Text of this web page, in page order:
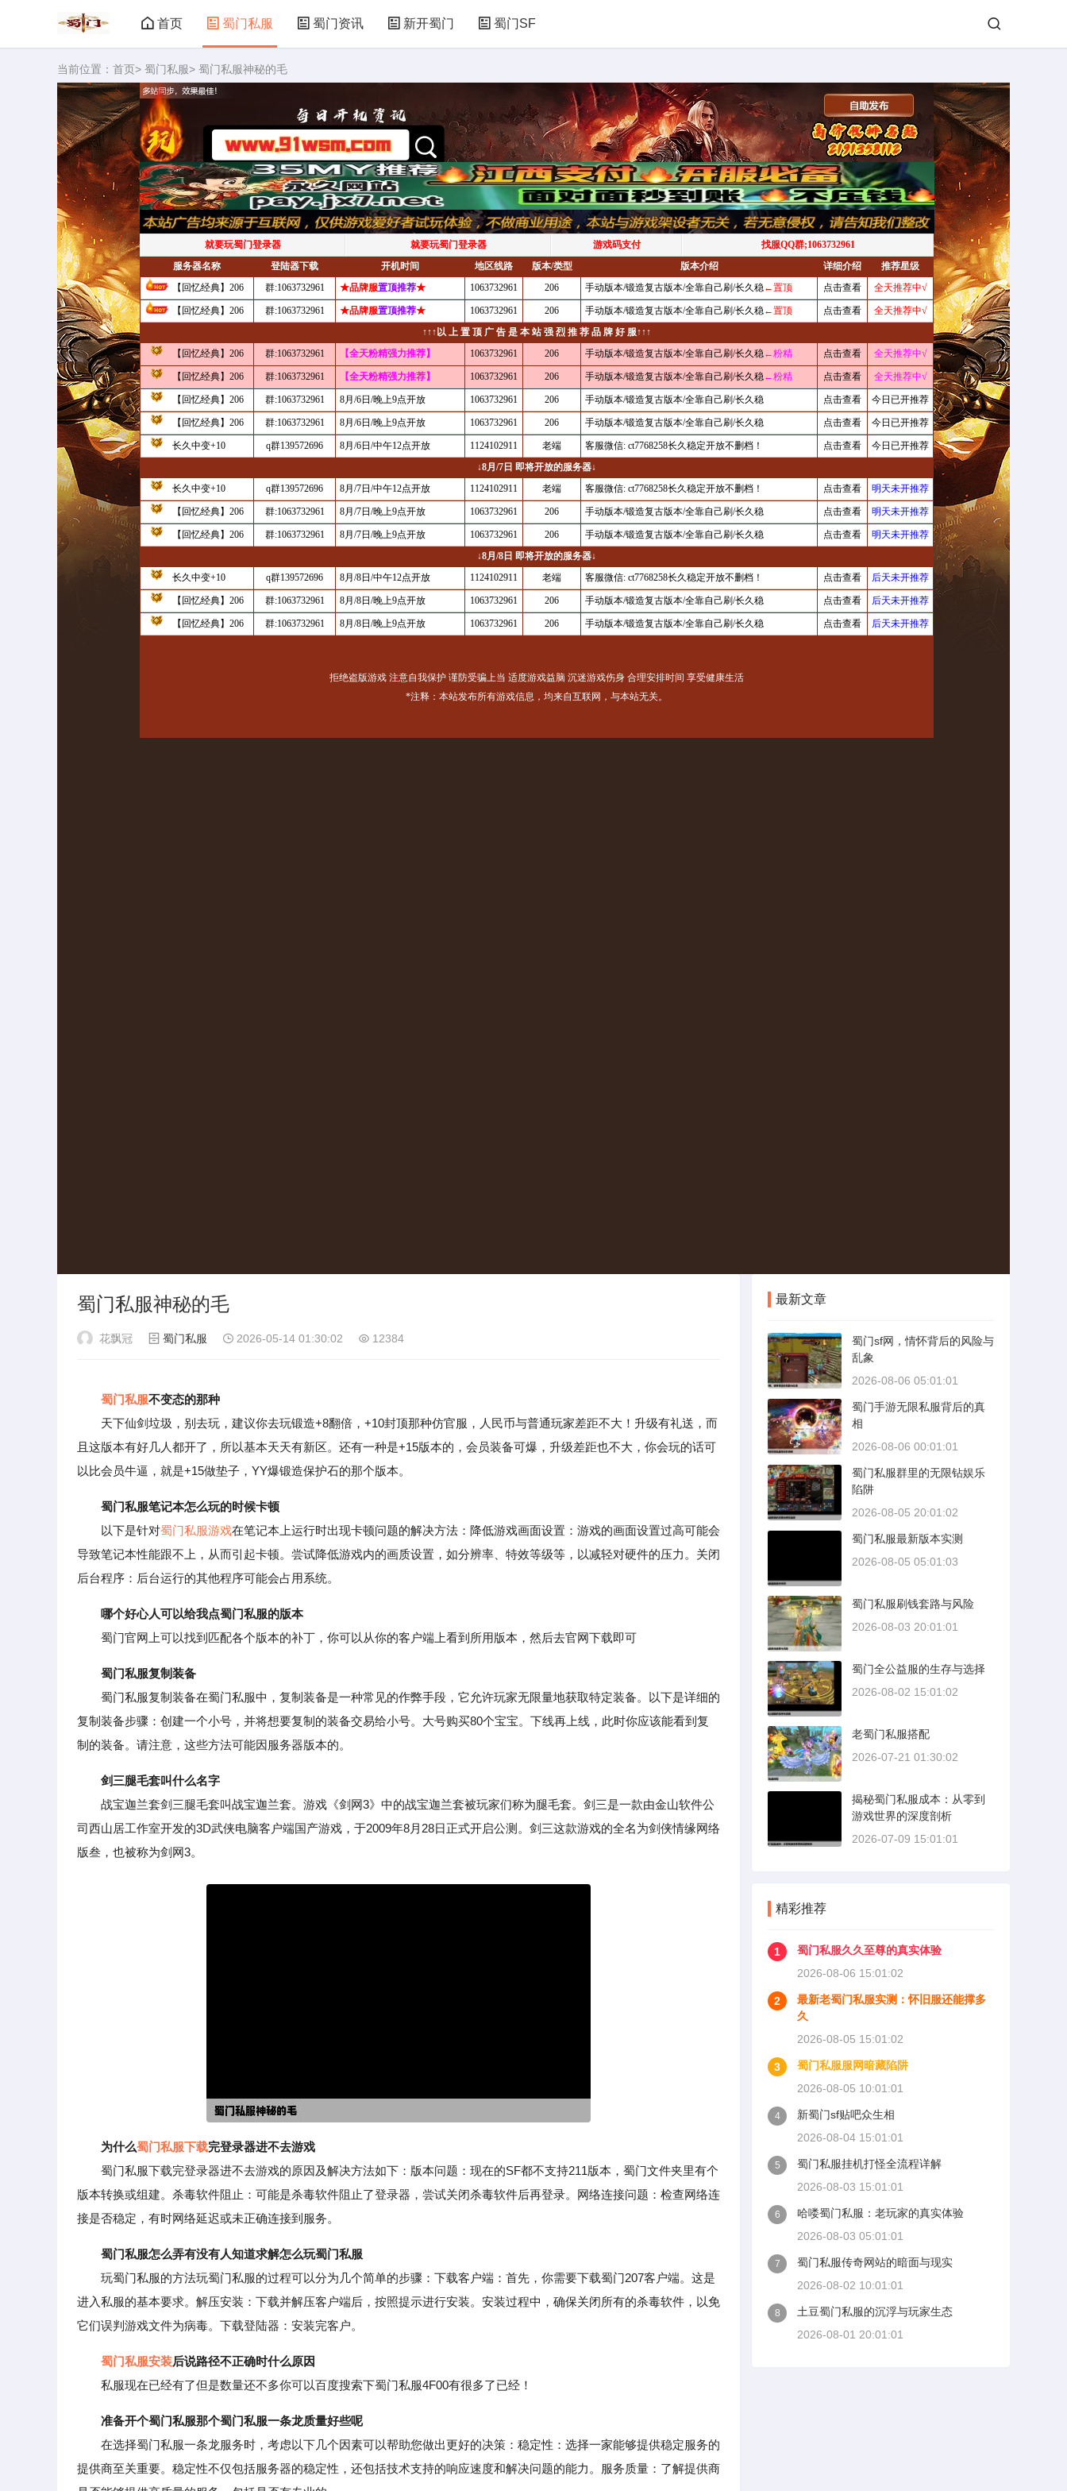
首页 蜀门私服 蜀门资讯 新开蜀门 蜀门SF
当前位置： 首页> 蜀门私服> 蜀门私服神秘的毛
蜀门私服神秘的毛
花飘冠 蜀门私服 2026-05-14 01:30:02 12384
蜀门私服不变态的那种
天下仙剑垃圾，别去玩，建议你去玩锻造+8翻倍，+10封顶那种仿官服，人民币与普通玩家差距不大！升级有礼送，而
且这版本有好几人都开了，所以基本天天有新区。还有一种是+15版本的，会员装备可爆，升级差距也不大，你会玩的话可
以比会员牛逼，就是+15做垫子，YY爆锻造保护石的那个版本。
蜀门私服笔记本怎么玩的时候卡顿
以下是针对蜀门私服游戏在笔记本上运行时出现卡顿问题的解决方法：降低游戏画面设置：游戏的画面设置过高可能会
导致笔记本性能跟不上，从而引起卡顿。尝试降低游戏内的画质设置，如分辨率、特效等级等，以减轻对硬件的压力。关闭
后台程序：后台运行的其他程序可能会占用系统。
哪个好心人可以给我点蜀门私服的版本
蜀门官网上可以找到匹配各个版本的补丁，你可以从你的客户端上看到所用版本，然后去官网下载即可
蜀门私服复制装备
蜀门私服复制装备在蜀门私服中，复制装备是一种常见的作弊手段，它允许玩家无限量地获取特定装备。以下是详细的
复制装备步骤：创建一个小号，并将想要复制的装备交易给小号。大号购买80个宝宝。下线再上线，此时你应该能看到复
制的装备。请注意，这些方法可能因服务器版本的。
剑三腿毛套叫什么名字
战宝迦兰套剑三腿毛套叫战宝迦兰套。游戏《剑网3》中的战宝迦兰套被玩家们称为腿毛套。剑三是一款由金山软件公
司西山居工作室开发的3D武侠电脑客户端国产游戏，于2009年8月28日正式开启公测。剑三这款游戏的全名为剑侠情缘网络
版叁，也被称为剑网3。
为什么蜀门私服下载完登录器进不去游戏
蜀门私服下载完登录器进不去游戏的原因及解决方法如下：版本问题：现在的SF都不支持211版本，蜀门文件夹里有个
版本转换或组建。杀毒软件阻止：可能是杀毒软件阻止了登录器，尝试关闭杀毒软件后再登录。网络连接问题：检查网络连
接是否稳定，有时网络延迟或未正确连接到服务。
蜀门私服怎么弄有没有人知道求解怎么玩蜀门私服
玩蜀门私服的方法玩蜀门私服的过程可以分为几个简单的步骤：下载客户端：首先，你需要下载蜀门207客户端。这是
进入私服的基本要求。解压安装：下载并解压客户端后，按照提示进行安装。安装过程中，确保关闭所有的杀毒软件，以免
它们误判游戏文件为病毒。下载登陆器：安装完客户。
蜀门私服安装后说路径不正确时什么原因
私服现在已经有了但是数量还不多你可以百度搜索下蜀门私服4F00有很多了已经！
准备开个蜀门私服那个蜀门私服一条龙质量好些呢
在选择蜀门私服一条龙服务时，考虑以下几个因素可以帮助您做出更好的决策：稳定性：选择一家能够提供稳定服务的
提供商至关重要。稳定性不仅包括服务器的稳定性，还包括技术支持的响应速度和解决问题的能力。服务质量：了解提供商
最新文章
蜀门sf网，情怀背后的风险与
乱象
2026-08-06 05:01:01
蜀门手游无限私服背后的真
相
2026-08-06 00:01:01
蜀门私服群里的无限钻娱乐
陷阱
2026-08-05 20:01:02
蜀门私服最新版本实测
2026-08-05 05:01:03
蜀门私服刷钱套路与风险
2026-08-03 20:01:01
蜀门全公益服的生存与选择
2026-08-02 15:01:02
老蜀门私服搭配
2026-07-21 01:30:02
揭秘蜀门私服成本：从零到
游戏世界的深度剖析
2026-07-09 15:01:01
精彩推荐
1
蜀门私服久久至尊的真实体验
2026-08-06 15:01:02
2
最新老蜀门私服实测：怀旧服还能撑多
久
2026-08-05 15:01:02
3
蜀门私服服网暗藏陷阱
2026-08-05 10:01:01
4
新蜀门sf贴吧众生相
2026-08-04 15:01:01
5
蜀门私服挂机打怪全流程详解
2026-08-03 15:01:01
6
哈喽蜀门私服：老玩家的真实体验
2026-08-03 05:01:01
7
蜀门私服传奇网站的暗面与现实
2026-08-02 10:01:01
8
土豆蜀门私服的沉浮与玩家生态
2026-08-01 20:01:01